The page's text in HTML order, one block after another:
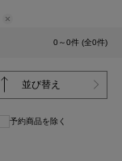
0～0件 (全0件)
並び替え
予約商品を除く